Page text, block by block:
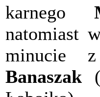
karnego
natomiast
minucie
Banaszak